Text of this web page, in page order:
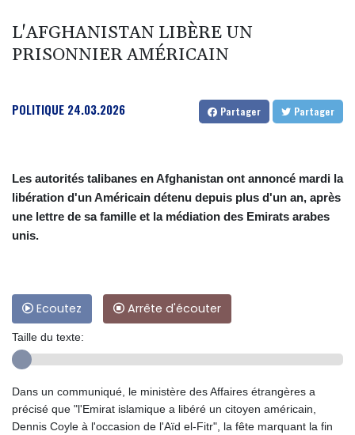
L'AFGHANISTAN LIBÈRE UN
PRISONNIER AMÉRICAIN
POLITIQUE 24.03.2026 Partager Partager
Les autorités talibanes en Afghanistan ont annoncé mardi la
libération d'un Américain détenu depuis plus d'un an, après
une lettre de sa famille et la médiation des Emirats arabes
unis.
Ecoutez Arrête d'écouter
Taille du texte:
Dans un communiqué, le ministère des Affaires étrangères a
précisé que "l'Emirat islamique a libéré un citoyen américain,
Dennis Coyle à l'occasion de l'Aïd el-Fitr", la fête marquant la fin